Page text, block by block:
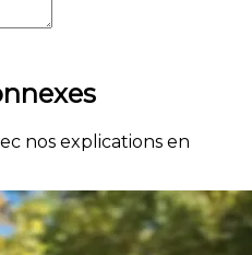
nos explications en